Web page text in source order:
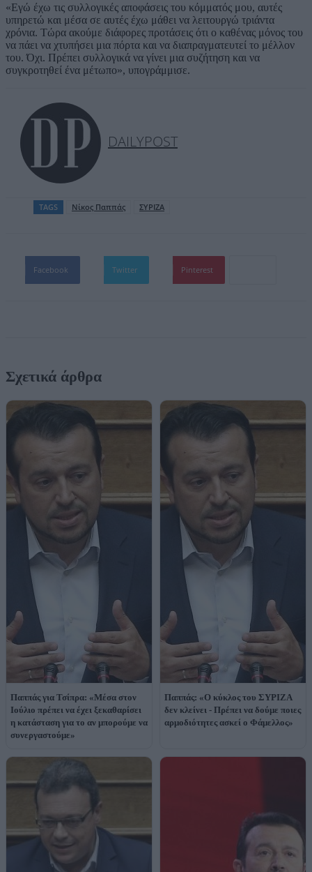
«Εγώ έχω τις συλλογικές αποφάσεις του κόμματός μου, αυτές
υπηρετώ και μέσα σε αυτές έχω μάθει να λειτουργώ τριάντα
χρόνια. Τώρα ακούμε διάφορες προτάσεις ότι ο καθένας μόνος του
να πάει να χτυπήσει μια πόρτα και να διαπραγματευτεί το μέλλον
του. Όχι. Πρέπει συλλογικά να γίνει μια συζήτηση και να
συγκροτηθεί ένα μέτωπο», υπογράμμισε.
DAILYPOST
TAGS Νίκος Παππάς ΣΥΡΙΖΑ
Facebook Twitter Pinterest
Σχετικά άρθρα
Παππάς για Τσίπρα: «Μέσα στον
Ιούλιο πρέπει να έχει ξεκαθαρίσει
η κατάσταση για το αν μπορούμε να
συνεργαστούμε»
Παππάς: «Ο κύκλος του ΣΥΡΙΖΑ
δεν κλείνει - Πρέπει να δούμε ποιες
αρμοδιότητες ασκεί ο Φάμελλος»